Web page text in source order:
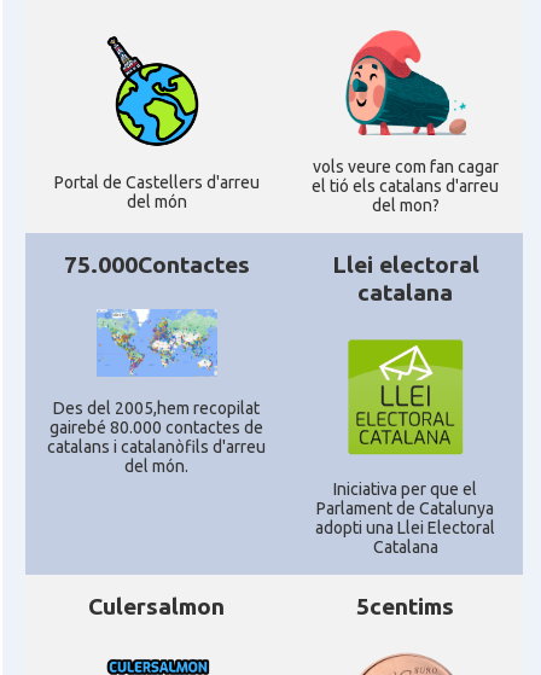
Catalans a SHEFFIELD
CAMON Catalans a SOUTHAMPTON
Catalans a STIRLING
CAMON Catalans a WIGHT
CAMON Catalans a YORK
Casal Catalans UK
Casal Centre Català d'Escòcia
Delegació del Govern al Regne Unit i
Irlanda
Consolat Consolat general a Edinburgh
Portal de Castellers d'arreu
del món
vols veure com fan cagar
el tió els catalans d'arreu
del mon?
75.000Contactes
Des del 2005,hem recopilat
gairebé 80.000 contactes de
catalans i catalanòfils d'arreu
del món.
Llei electoral
catalana
Iniciativa per que el
Parlament de Catalunya
adopti una Llei Electoral
Catalana
Culersalmon 5centims